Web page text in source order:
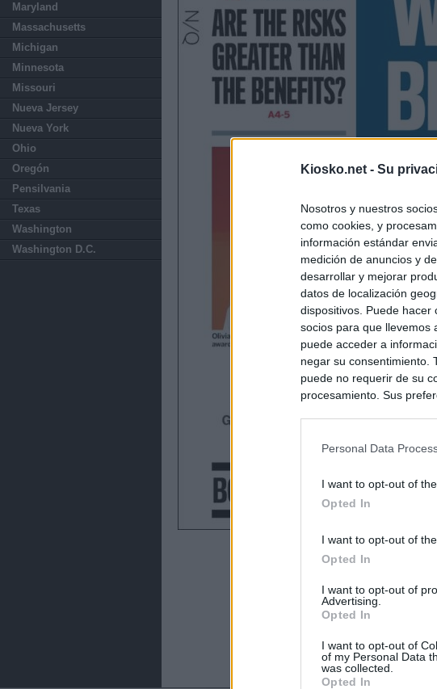
Kiosko.net - Su
Nosotros y nuestros
como cookies, y
información estándar
medición de anuncios y
desarrollar y mejorar
datos de localización
dispositivos. Puede
socios para que llevemos
puede acceder a
negar su consentimiento.
puede no requerir de su
procesamiento. Sus
Personal Data
I want to opt-out of
Opted In
I want to opt-out of
Opted In
I want to opt-out of
Advertising.
Opted In
I want to opt-out of
of my Personal Data
was collected.
Opted In
Maryland
Massachusetts
Michigan
Minnesota
Missouri
Nueva Jersey
Nueva York
Ohio
Oregón
Pensilvania
Texas
Washington
Washington D.C.